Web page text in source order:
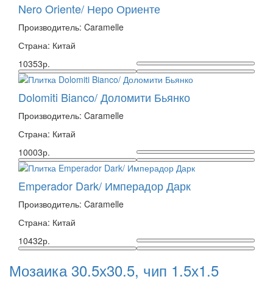
Nero Oriente/ Неро Ориенте
Производитель: Caramelle
Страна: Китай
10353р.
Dolomiti Bianco/ Доломити Бьянко
Производитель: Caramelle
Страна: Китай
10003р.
Emperador Dark/ Имперадор Дарк
Производитель: Caramelle
Страна: Китай
10432р.
Мозаика 30.5х30.5, чип 1.5х1.5